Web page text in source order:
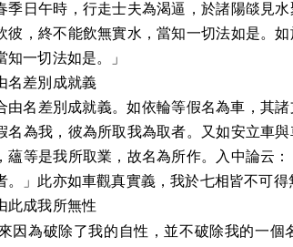
季日午時，行走士夫為渴逼，於諸陽燄見
彼，終不能飲無實水，當知一切法如是。
知一切法如是。」
名差別成就義
由名差別成就義。如依輪等假名為車，其
名為我，彼為所取我為取者。又如安立車
蘊等是我所取業，故名為所作。入中論云
。」此亦如車觀真實義，我於七相皆不可得
此成我所無性
因為破除了我的自性，並不破除我的一